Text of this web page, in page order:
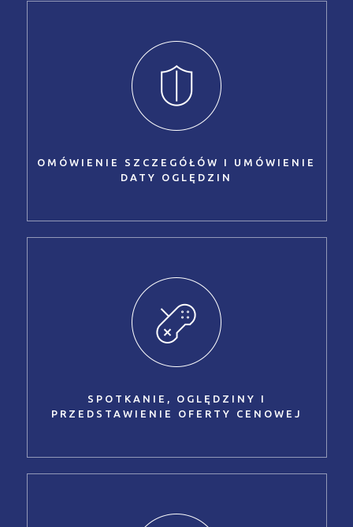
OMÓWIENIE SZCZEGÓŁÓW I UMÓWIENIE
DATY OGLĘDZIN
SPOTKANIE, OGLĘDZINY I
PRZEDSTAWIENIE OFERTY CENOWEJ